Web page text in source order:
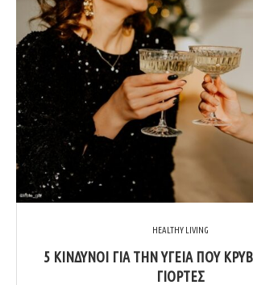
HEALTHY LIVING
5 ΚΊΝΔΥΝΟΙ ΓΙΑ ΤΗΝ ΥΓΕΊΑ ΠΟΥ
ΓΙΟΡΤΈΣ